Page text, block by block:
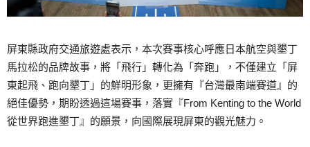
屏東縣政府交通旅遊處表示，本次賽事核心呼應日本航空與墾丁
馬拉松的品牌故事，將「飛行」轉化為「奔跑」，不僅建立「屏
東起飛、跑向墾丁」的鮮明形象，更擁有『台灣最南端賽道』的
絕佳優勢，期盼透過這場賽事，落實『From Kenting to the World
從世界跑進墾丁』的願景，向國際展現屏東的觀光魅力。